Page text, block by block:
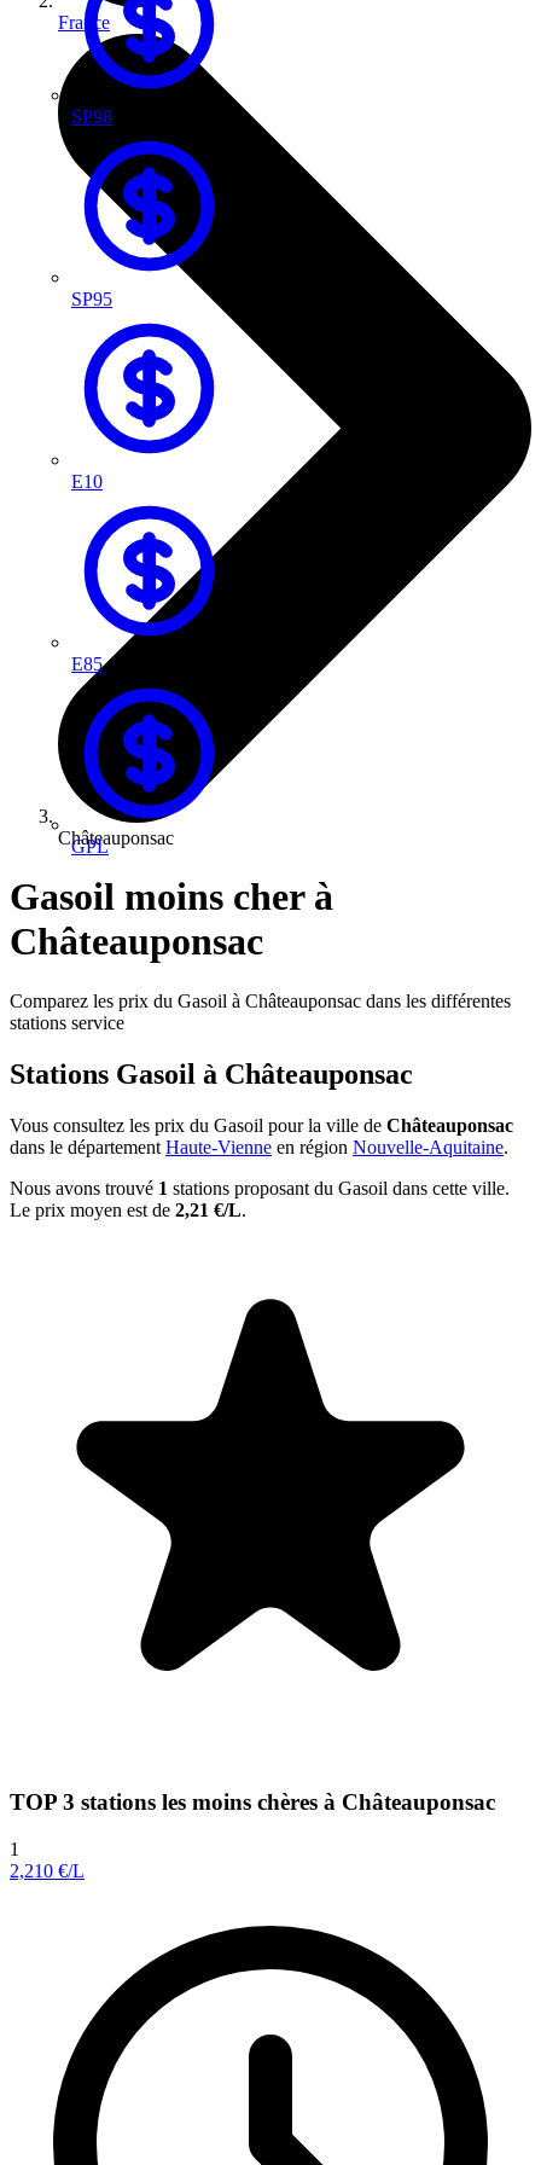
SP98
SP95
E10
E85
GPL
France
Châteauponsac
Gasoil moins cher à
Châteauponsac
Comparez les prix du Gasoil à Châteauponsac dans les différentes
stations service
Stations Gasoil à Châteauponsac
Vous consultez les prix du Gasoil pour la ville de Châteauponsac
dans le département Haute-Vienne en région Nouvelle-Aquitaine.
Nous avons trouvé 1 stations proposant du Gasoil dans cette ville.
Le prix moyen est de 2,21 €/L.
TOP 3 stations les moins chères à Châteauponsac
1
2,210 €/L